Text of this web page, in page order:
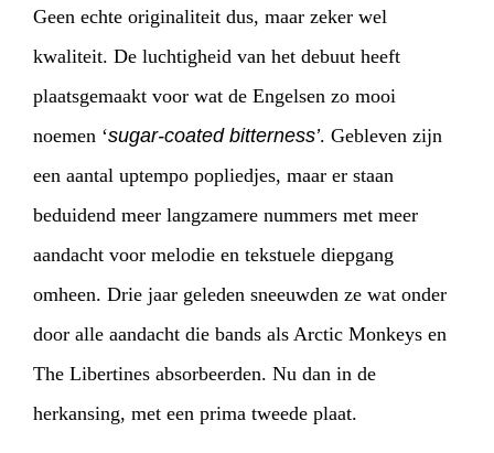
Geen echte originaliteit dus, maar zeker wel
kwaliteit. De luchtigheid van het debuut heeft
plaatsgemaakt voor wat de Engelsen zo mooi
noemen ‘sugar-coated bitterness’. Gebleven zijn
een aantal uptempo popliedjes, maar er staan
beduidend meer langzamere nummers met meer
aandacht voor melodie en tekstuele diepgang
omheen. Drie jaar geleden sneeuwden ze wat onder
door alle aandacht die bands als Arctic Monkeys en
The Libertines absorbeerden. Nu dan in de
herkansing, met een prima tweede plaat.